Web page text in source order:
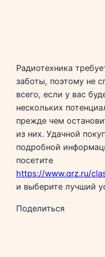
Радиотехника
заботы, поэтому не
всего, если у вас
нескольких
прежде чем
из них. Удачной
подробной
посетите
https://www.qrz.ru/
и выберите лучший
Поделиться